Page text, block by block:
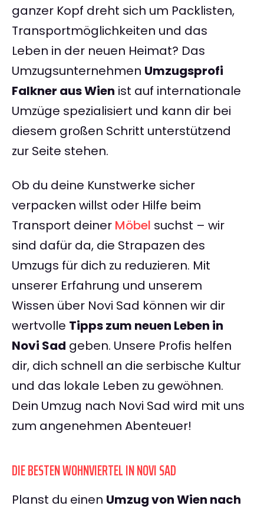
ganzer Kopf dreht sich um Packlisten,
Transportmöglichkeiten und das
Leben in der neuen Heimat? Das
Umzugsunternehmen Umzugsprofi
Falkner aus Wien ist auf internationale
Umzüge spezialisiert und kann dir bei
diesem großen Schritt unterstützend
zur Seite stehen.
Ob du deine Kunstwerke sicher
verpacken willst oder Hilfe beim
Transport deiner Möbel suchst – wir
sind dafür da, die Strapazen des
Umzugs für dich zu reduzieren. Mit
unserer Erfahrung und unserem
Wissen über Novi Sad können wir dir
wertvolle Tipps zum neuen Leben in
Novi Sad geben. Unsere Profis helfen
dir, dich schnell an die serbische Kultur
und das lokale Leben zu gewöhnen.
Dein Umzug nach Novi Sad wird mit uns
zum angenehmen Abenteuer!
DIE BESTEN WOHNVIERTEL IN NOVI SAD
Planst du einen Umzug von Wien nach